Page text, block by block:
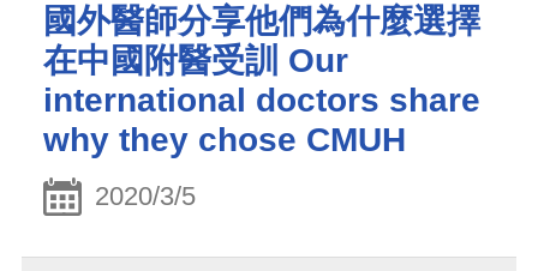
國外醫師分享他們為什麼選擇
在中國附醫受訓 Our
international doctors share
why they chose CMUH
2020/3/5